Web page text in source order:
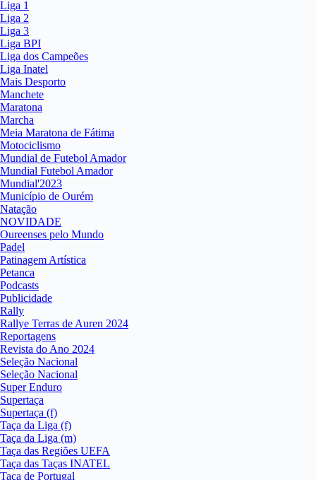
Liga 1
Liga 2
Liga 3
Liga BPI
Liga dos Campeões
Liga Inatel
Mais Desporto
Manchete
Maratona
Marcha
Meia Maratona de Fátima
Motociclismo
Mundial de Futebol Amador
Mundial Futebol Amador
Mundial'2023
Município de Ourém
Natação
NOVIDADE
Oureenses pelo Mundo
Padel
Patinagem Artística
Petanca
Podcasts
Publicidade
Rally
Rallye Terras de Auren 2024
Reportagens
Revista do Ano 2024
Seleção Nacional
Seleção Nacional
Super Enduro
Supertaça
Supertaça (f)
Taça da Liga (f)
Taça da Liga (m)
Taça das Regiões UEFA
Taça das Taças INATEL
Taça de Portugal